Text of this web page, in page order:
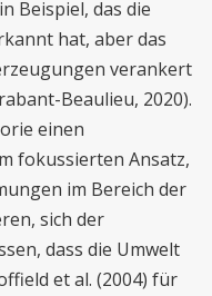
Beispiel, das die
hat, aber das
verankert
Beaulieu, 2020).
einen
fokussierten Ansatz,
im Bereich der
sich der
dass die Umwelt
et al. (2004) für